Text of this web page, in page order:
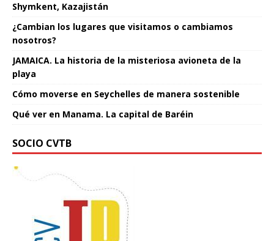
Shymkent, Kazajistán
¿Cambian los lugares que visitamos o cambiamos
nosotros?
JAMAICA. La historia de la misteriosa avioneta de la
playa
Cómo moverse en Seychelles de manera sostenible
Qué ver en Manama. La capital de Baréin
SOCIO CVTB